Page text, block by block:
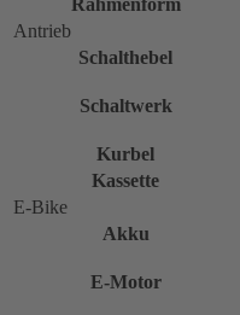
Antrieb
Schalthebel
Schaltwerk
Kurbel
Kassette
E-Bike
Akku
E-Motor